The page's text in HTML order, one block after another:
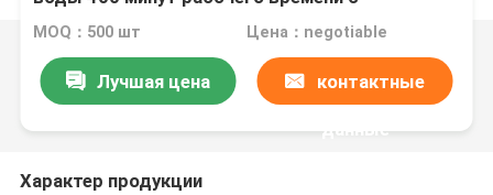
дистанционным управлением
MOQ：500 шт Цена：negotiable
Лучшая цена контактные
данные
Характер продукции